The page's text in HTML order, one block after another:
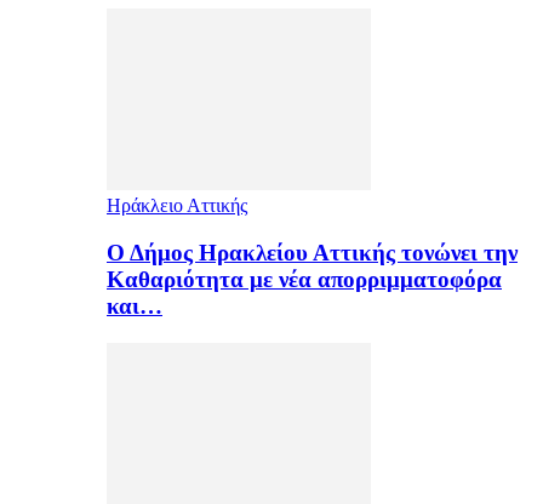
Ηράκλειο Αττικής
Ο Δήμος Ηρακλείου Αττικής τονώνει την
Καθαριότητα με νέα απορριμματοφόρα
και…